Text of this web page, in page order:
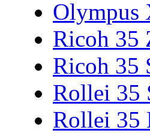
Olympus
Ricoh 35
Ricoh 35
Rollei 35
Rollei 35